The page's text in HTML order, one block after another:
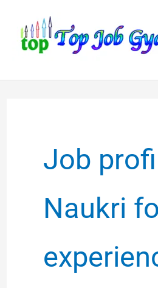
content
Job
Naukri